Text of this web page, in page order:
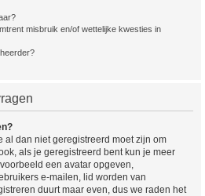
misbruik en/of wettelijke kwesties in
al dan niet geregistreerd moet zijn om
als je geregistreerd bent kun je meer
een avatar opgeven,
e-mailen, lid worden van
duurt maar even, dus we raden het